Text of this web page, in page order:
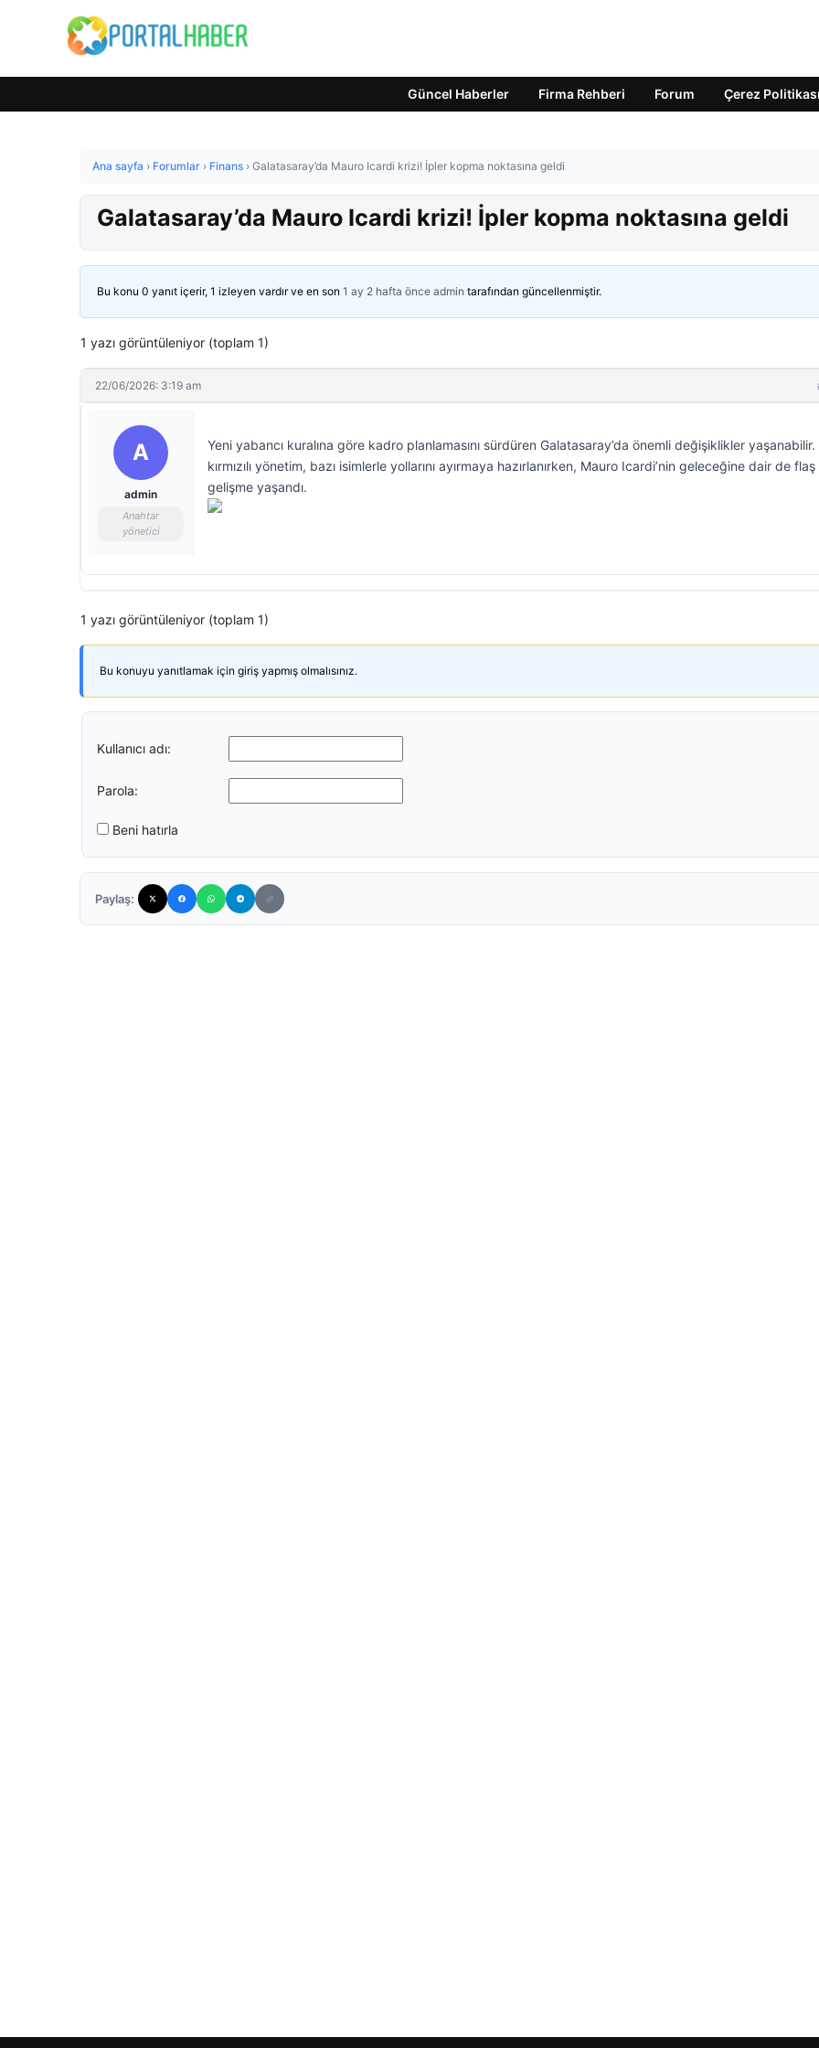
Güncel Haberler Firma Rehberi Forum Çerez Politikası
Ana sayfa › Forumlar › Finans › Galatasaray’da Mauro Icardi krizi! İpler kopma noktasına geldi
Galatasaray’da Mauro Icardi krizi! İpler kopma noktasına geldi
Bu konu 0 yanıt içerir, 1 izleyen vardır ve en son 1 ay 2 hafta önce admin tarafından güncellenmiştir.
1 yazı görüntüleniyor (toplam 1)
22/06/2026: 3:19 am
A
admin
Anahtar
yönetici
Yeni yabancı kuralına göre kadro planlamasını sürdüren Galatasaray’da önemli değişiklikler yaşanabilir.
kırmızılı yönetim, bazı isimlerle yollarını ayırmaya hazırlanırken, Mauro Icardi’nin geleceğine dair de
gelişme yaşandı.
1 yazı görüntüleniyor (toplam 1)
Bu konuyu yanıtlamak için giriş yapmış olmalısınız.
Kullanıcı adı:
Parola:
Beni hatırla
Paylaş: